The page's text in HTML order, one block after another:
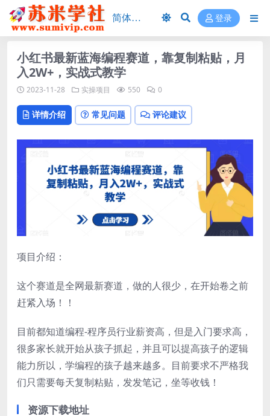
登录
小红书最新蓝海编程赛道，靠复制粘贴，月
入2W+，实战式教学
2023-11-28 实操项目 550 0
详情介绍 常见问题 评论建议
项目介绍：
这个赛道是全网最新赛道，做的人很少，在开始卷之前
赶紧入场！！
目前都知道编程-程序员行业薪资高，但是入门要求高，
很多家长就开始从孩子抓起，并且可以提高孩子的逻辑
能力所以，学编程的孩子越来越多。目前要求不严格我
们只需要每天复制粘贴，发发笔记，坐等收钱！
资源下载地址